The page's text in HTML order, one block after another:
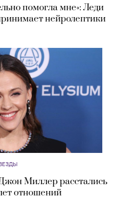
помогла мне»: Леди
нейролептики
Миллер расстались
отношений